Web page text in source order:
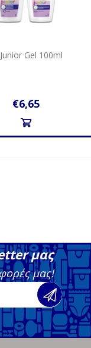
Gel 100ml
€6,65
μας
μας!